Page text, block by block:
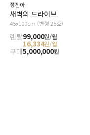
정진아
새벽의 드라이브
45x100cm (변형 25호)
렌탈99,000원/월
16,334원/월
구매5,000,000원